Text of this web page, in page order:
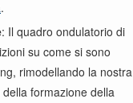
.
: Il quadro ondulatorio di
su come si sono
rimodellando la nostra
formazione della